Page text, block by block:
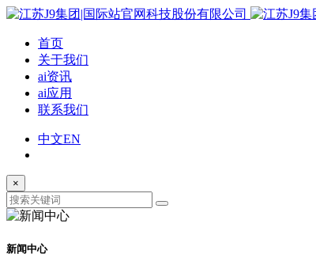
首页
关于我们
ai资讯
ai应用
联系我们
中文EN
×
新闻中心